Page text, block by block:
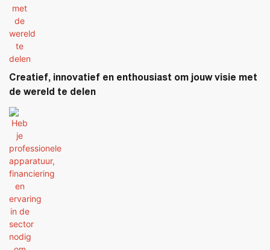
Creatief, innovatief en enthousiast om jouw visie met
de wereld te delen